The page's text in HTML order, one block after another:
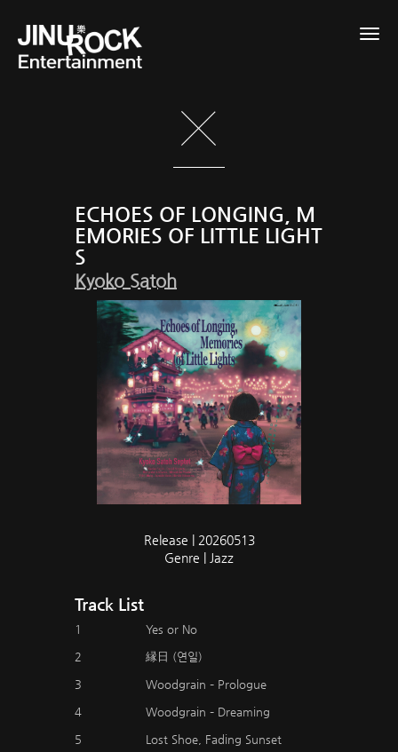
ECHOES OF LONGING, M
EMORIES OF LITTLE LIGHT
S
Kyoko Satoh
Release | 20260513
Genre | Jazz
Track List
1 Yes or No
2 縁日 (연일)
3 Woodgrain – Prologue
4 Woodgrain – Dreaming
5 Lost Shoe, Fading Sunset